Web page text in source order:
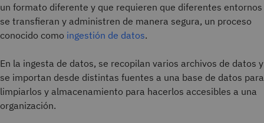
un formato diferente y que requieren que diferentes entornos
se transfieran y administren de manera segura, un proceso
conocido como ingestión de datos.
En la ingesta de datos, se recopilan varios archivos de datos y
se importan desde distintas fuentes a una base de datos para
limpiarlos y almacenamiento para hacerlos accesibles a una
organización.